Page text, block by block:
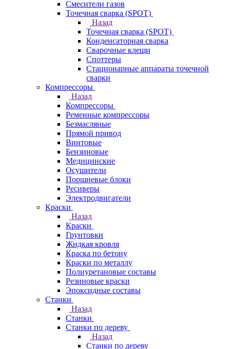
Смесители газов
Точечная сварка (SPOT)
Назад
Точечная сварка (SPOT)
Конденсаторная сварка
Сварочные клещи
Споттеры
Стационарные аппараты точечной
сварки
Компрессоры
Назад
Компрессоры
Ременные компрессоры
Безмасляные
Прямой привод
Винтовые
Бензиновые
Медицинские
Осушители
Поршневые блоки
Ресиверы
Электродвигатели
Краски
Назад
Краски
Грунтовки
Жидкая кровля
Краска по бетону
Краски по металлу
Полиуретановые составы
Резиновые краски
Эпоксидные составы
Станки
Назад
Станки
Станки по дереву
Назад
Станки по дереву